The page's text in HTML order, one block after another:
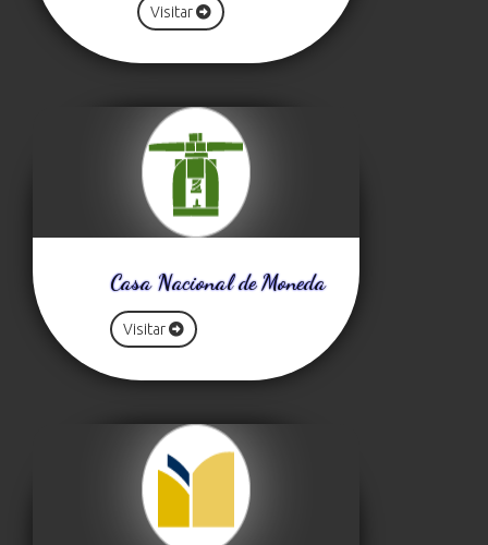
Visitar
Casa Nacional de Moneda
Visitar